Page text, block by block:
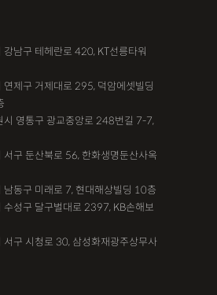
강남구 테헤란로 420, KT선릉타워
연제구 거제대로 295, 덕암에셋빌딩
시 영통구 광교중앙로 248번길 7-7,
서구 둔산북로 56, 한화생명둔산사옥
남동구 미래로 7, 현대해상빌딩 10층
수성구 달구벌대로 2397, KB손해보
서구 시청로 30, 삼성화재광주상무사